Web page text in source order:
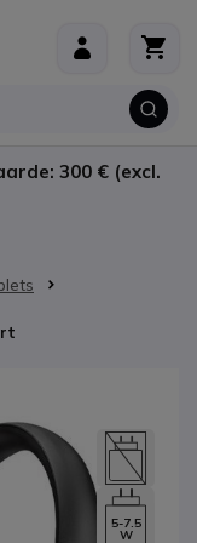
300 € (excl.
5-7.5
W